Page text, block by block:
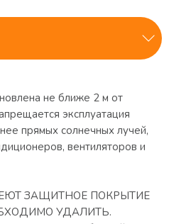
не ближе 2 м от
эксплуатация
прямых солнечных лучей,
вентиляторов и
ЗАЩИТНОЕ ПОКРЫТИЕ
УДАЛИТЬ.